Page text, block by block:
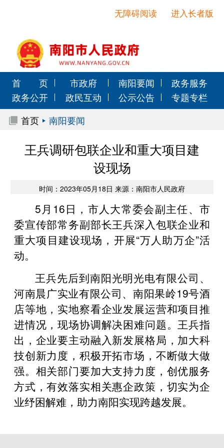
进入长者版
无障碍阅读
首 页 市政府 南阳要闻
政务服务
政务公开
政民互动 公示公告
专题专栏
首页
南阳要闻
王兵调研包联企业和重大项目建
设现场
时间：2023年05月18日 来源：南阳市人民政府
5月16日，市人大常委会副主任、市
委宣传部常务副部长王兵深入包联企业和
重大项目建设现场，开展“万人助万企”活
动。
王兵先后到南阳光明光电有限公司、
河南晨广实业有限公司、南阳果岭19号酒
店等地，实地察看企业发展运营和项目推
进情况，现场协调解决困难问题。王兵指
出，企业要主动融入新发展格局，加大科
技创新力度，积极开拓市场，不断做大做
强。相关部门要加大支持力度，创优服务
方式，有效落实相关惠企政策，切实为企
业纾困解难，助力南阳实现跨越发展。